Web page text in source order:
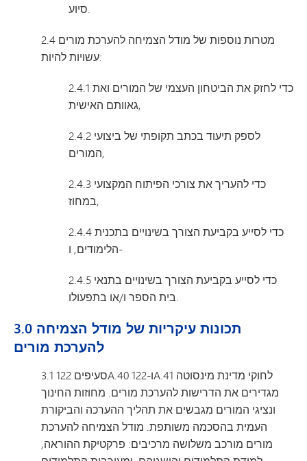
סיוע.
2.4 מטרות נוספות של מודל הצמיחה להערכת מורים
עשויות להיות:
2.4.1 כדי לחזק את הביטחון העצמי של המורים ואת
גאוותם האישית,
2.4.2 לספק תיעוד בכתב תקופתי של ביצועי
המורים,
2.4.3 כדי להעריך את צורכי הפיתוח המקצועי
במחוז,
2.4.4 כדי לסייע בקביעת הצורך בשינויים בתכנית
הלימודים, ו-
2.4.5 כדי לסייע בקביעת הצורך בשינויים בתנאי
בית הספר ו/או בתפעולו.
3.0 תכונות עיקריות של מודל הצמיחה
להערכת מורים
3.1 סעיפים 122A.40 ו-122A.41 לחוקי מדינת מינסוטה
מגדירים את הדרישות להערכת מורים. מחוזות החינוך
ונציגי המורים מגבשים את תהליך ההערכה והביקורת
העמית בהסכמה משותפת. מודל הצמיחה להערכת
מורים מורכב משלושה מרכיבים: פרקטיקת ההוראה,